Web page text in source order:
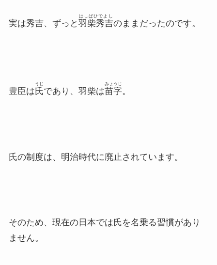
実は秀吉、ずっと 羽柴秀吉
はしばひでよし
のままだったのです。
豊臣は氏
うじ
であり、羽柴は苗字
みょうじ
。
氏の制度は、明治時代に廃止されています。
そのため、現在の日本では氏を名乗る習慣があり
ません。